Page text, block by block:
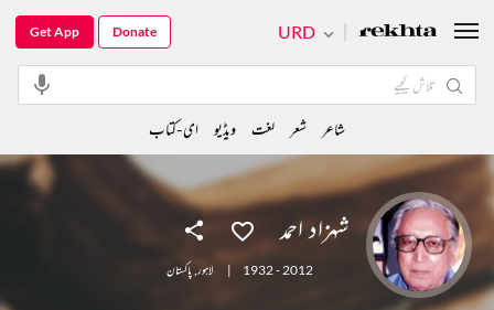
شہزاد احمد
1932 - 2012
| لاہور, پاکستان
URD
Get App Donate
شاعر شعر لغت ویڈیو ای-کتاب